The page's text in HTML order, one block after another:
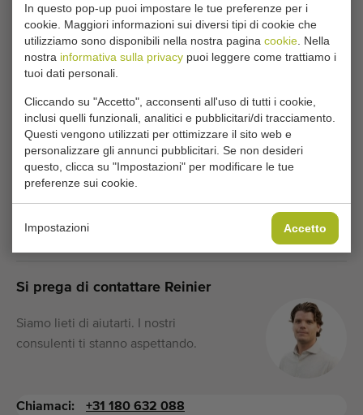
In questo pop-up puoi impostare le tue preferenze per i
cookie. Maggiori informazioni sui diversi tipi di cookie che
utilizziamo sono disponibili nella nostra pagina cookie . Nella
nostra informativa sulla privacy puoi leggere come trattiamo i
tuoi dati personali.
Cliccando su "Accetto", acconsenti all'uso di tutti i cookie,
inclusi quelli funzionali, analitici e pubblicitari/di tracciamento.
Questi vengono utilizzati per ottimizzare il sito web e
personalizzare gli annunci pubblicitari. Se non desideri
questo, clicca su "Impostazioni" per modificare le tue
preferenze sui cookie.
Impostazioni Accetto
Macchine bobinatrici
Marchio
Christiaens Agro Systems
Gruppo di prodotti
Macchine per la protezione delle colture
Prodotti
Porro
Numero
Si prega di contattare Reinier
Siamo lieti di aiutarti. I nostri
consulenti ti stanno aspettando.
Chiamaci: +31 180 632 088